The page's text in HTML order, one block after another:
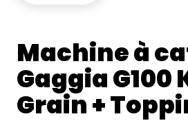
Machine à
Gaggia G100
Grain +